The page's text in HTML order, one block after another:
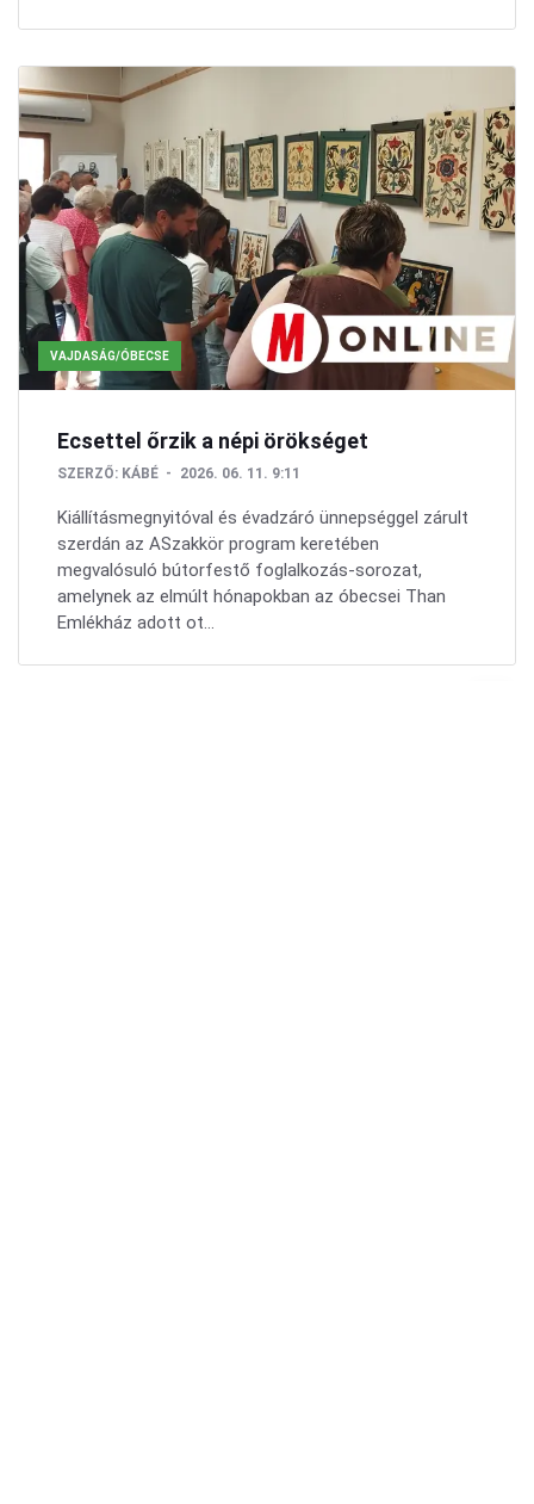
VAJDASÁG/ÓBECSE
Ecsettel őrzik a népi örökséget
SZERZŐ: KÁBÉ 2026. 06. 11. 9:11
Kiállításmegnyitóval és évadzáró ünnepséggel zárult
szerdán az ASzakkör program keretében
megvalósuló bútorfestő foglalkozás-sorozat,
amelynek az elmúlt hónapokban az óbecsei Than
Emlékház adott ot...